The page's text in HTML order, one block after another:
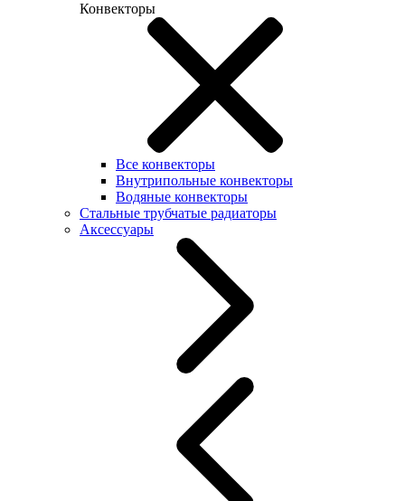
Конвекторы
Все конвекторы
Внутрипольные конвекторы
Водяные конвекторы
Стальные трубчатые радиаторы
Аксессуары